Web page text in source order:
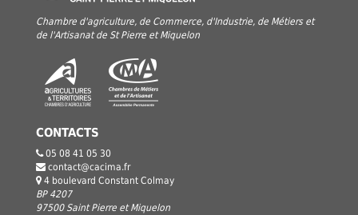
Chambre d'agriculture, de Commerce, d'Industrie, de Métiers et
de l'Artisanat de St Pierre et Miquelon
CONTACTS
05 08 41 05 30
contact@cacima.fr
4 boulevard Constant Colmay
BP 4207
97500 Saint Pierre et Miquelon